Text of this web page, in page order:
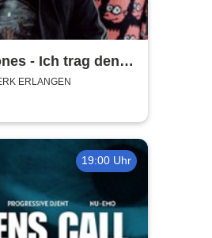
- Ich trag den
was Buntes -
ERLANGEN
19:00 Uhr